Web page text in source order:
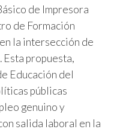
de Impresora
de Formación
la intersección de
propuesta,
Educación del
públicas
genuino y
salida laboral en la